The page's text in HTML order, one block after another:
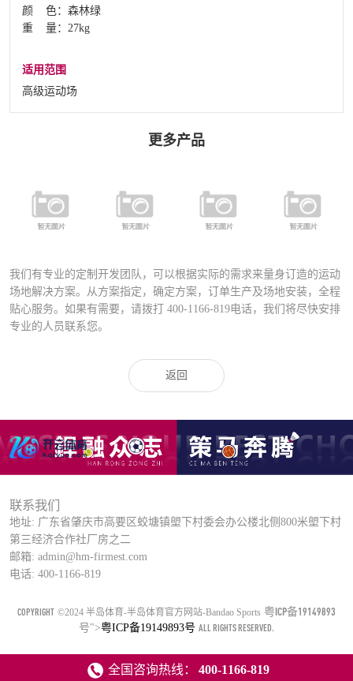
颜 色：森林绿
重 量：27kg
适用范围
高级运动场
更多产品
铝合金专业足
球场专用灯
（高级定制）
FYD-400铝合
金压铸灯具
（直泡）
FYD-1000铝合
金压铸灯具
（圆泡）
FD-027A运动
场专业灯具
我们有专业的定制开发团队，可以根据实际的需求来量身订造的运动
场地解决方案。从方案指定，确定方案，订单生产及场地安装，全程
贴心服务。如果有需要，请拨打 400-1166-819电话，我们将尽快安排
专业的人员联系您。
返回
联系我们
地址: 广东省肇庆市高要区蛟塘镇塱下村委会办公楼北侧800米塱下村
第三经济合作社厂房之二
邮箱: admin@hm-firmest.com
电话: 400-1166-819
COPYRIGHT ©2024 半岛体育-半岛体育官方网站-Bandao Sports 粤ICP备19149893
号">粤ICP备19149893号 ALL RIGHTS RESERVED.
全国咨询热线： 400-1166-819